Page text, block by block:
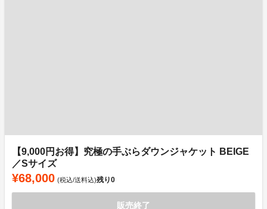
【9,000円お得】究極の手ぶらダウンジャケット BEIGE
／Sサイズ
¥68,000 (税込/送料込)残り0
販売終了